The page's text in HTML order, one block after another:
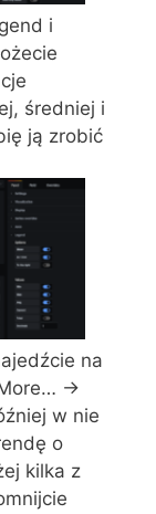
i
średniej i
ją zrobić
na
->
w nie
o
kilka z